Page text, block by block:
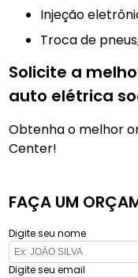
injeção
troca de
Solicite a
auto elétrica
Obtenha o melhor
Center!
FAÇA UM
Digite seu nome
Digite seu email